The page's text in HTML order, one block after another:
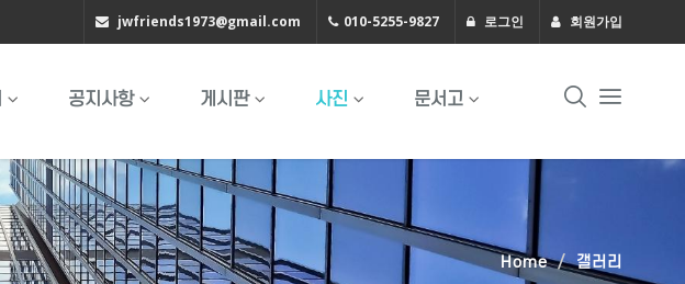
jwfriends1973@gmail.com 010-5255-9827 로그인 회원가입
공지사항 게시판 사진 문서고
Home 갤러리